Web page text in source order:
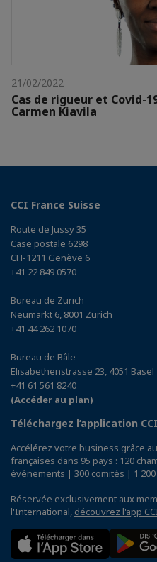
21/02/2022
Cas de rigueur et Covid-
Carmen Kiavila
CCI France Suisse
Route de Jussy 35
Case postale 6298
CH-1211 Genève 6
+41 22 849 0570
Bureau de Zurich
Neumarkt 6, 8001 Zürich
+41 44 262 1070
Bureau de Bâle
Elisabethenstrasse 23, 4051 Basel
+41 61 561 8240
(Accéder au plan)
Téléchargez l’application
Accélérez votre business grâce
françaises dans 95 pays : 120
événements | 300 comités | 1
Réservée exclusivement aux
l'International, découvrez l'app